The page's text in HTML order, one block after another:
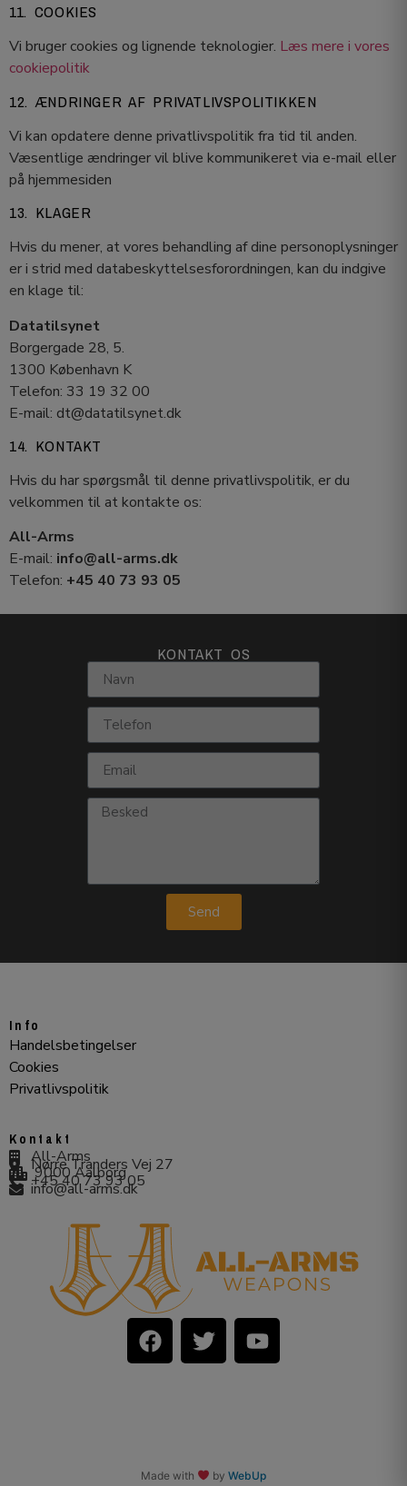
11. COOKIES
Vi bruger cookies og lignende teknologier. Læs mere i vores
cookiepolitik
12. ÆNDRINGER AF PRIVATLIVSPOLITIKKEN
Vi kan opdatere denne privatlivspolitik fra tid til anden.
Væsentlige ændringer vil blive kommunikeret via e-mail eller
på hjemmesiden
13. KLAGER
Hvis du mener, at vores behandling af dine personoplysninger
er i strid med databeskyttelsesforordningen, kan du indgive
en klage til:
Datatilsynet
Borgergade 28, 5.
1300 København K
Telefon: 33 19 32 00
E-mail: dt@datatilsynet.dk
14. KONTAKT
Hvis du har spørgsmål til denne privatlivspolitik, er du
velkommen til at kontakte os:
All-Arms
E-mail: info@all-arms.dk
Telefon: +45 40 73 93 05
KONTAKT OS
Send
Info
Handelsbetingelser
Cookies
Privatlivspolitik
Kontakt
All-Arms
Nørre Tranders Vej 27
9000 Aalborg
+45 40 73 93 05
info@all-arms.dk
Made with by WebUp